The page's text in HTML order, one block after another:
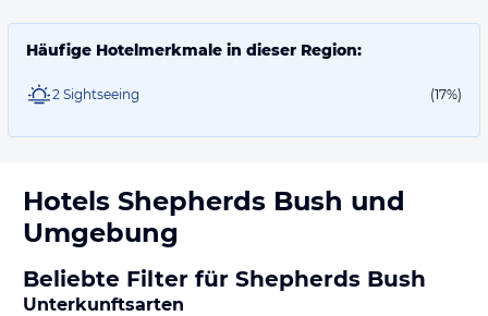
Häufige Hotelmerkmale in dieser Region:
2 Sightseeing (17%)
Hotels Shepherds Bush und
Umgebung
Beliebte Filter für Shepherds Bush
Unterkunftsarten